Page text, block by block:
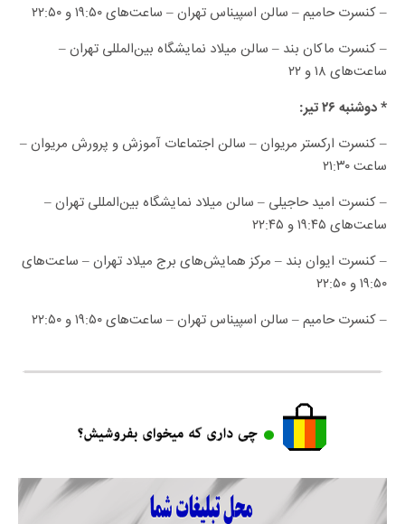
– کنسرت حامیم – سالن اسپیناس تهران – ساعت‌های ۱۹:۵۰ و ۲۲:۵۰
– کنسرت ماکان بند – سالن میلاد نمایشگاه بین‌المللی تهران –
ساعت‌های ۱۸ و ۲۲
* دوشنبه ۲۶ تیر:
– کنسرت ارکستر مریوان – سالن اجتماعات آموزش و پرورش مریوان –
ساعت ۲۱:۳۰
– کنسرت امید حاجیلی – سالن میلاد نمایشگاه بین‌المللی تهران –
ساعت‌های ۱۹:۴۵ و ۲۲:۴۵
– کنسرت ایوان بند – مرکز همایش‌های برج میلاد تهران – ساعت‌های
۱۹:۵۰ و ۲۲:۵۰
– کنسرت حامیم – سالن اسپیناس تهران – ساعت‌های ۱۹:۵۰ و ۲۲:۵۰